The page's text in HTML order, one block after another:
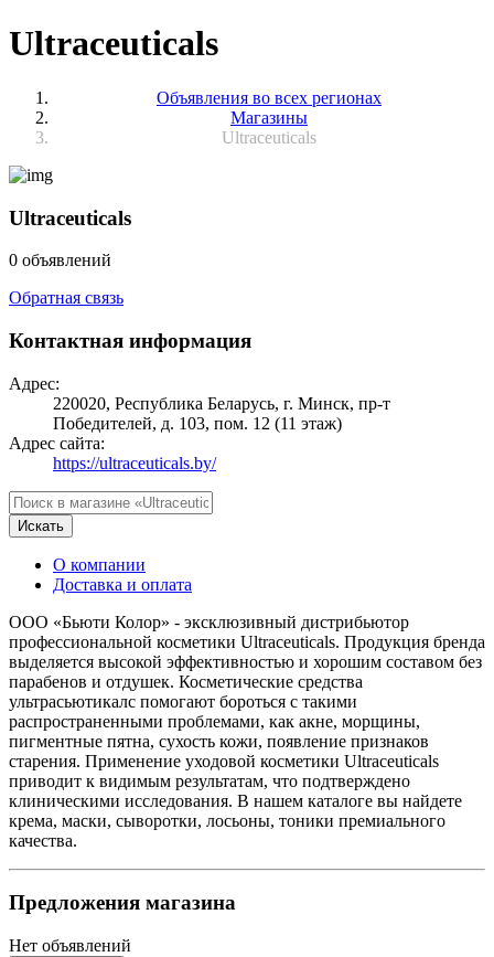
Ultraceuticals
Объявления во всех регионах
Магазины
Ultraceuticals
Ultraceuticals
0 объявлений
Обратная связь
Контактная информация
Адрес:
220020, Республика Беларусь, г. Минск, пр-т
Победителей, д. 103, пом. 12 (11 этаж)
Адрес сайта:
https://ultraceuticals.by/
Искать
О компании
Доставка и оплата
ООО «Бьюти Колор» - эксклюзивный дистрибьютор
профессиональной косметики Ultraceuticals. Продукция бренда
выделяется высокой эффективностью и хорошим составом без
парабенов и отдушек. Косметические средства
ультрасьютикалс помогают бороться с такими
распространенными проблемами, как акне, морщины,
пигментные пятна, сухость кожи, появление признаков
старения. Применение уходовой косметики Ultraceuticals
приводит к видимым результатам, что подтверждено
клиническими исследования. В нашем каталоге вы найдете
крема, маски, сыворотки, лосьоны, тоники премиального
качества.
Предложения магазина
Нет объявлений